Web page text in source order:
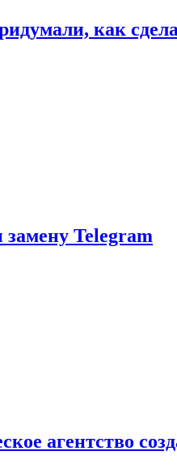
как
замену Telegram
агентство